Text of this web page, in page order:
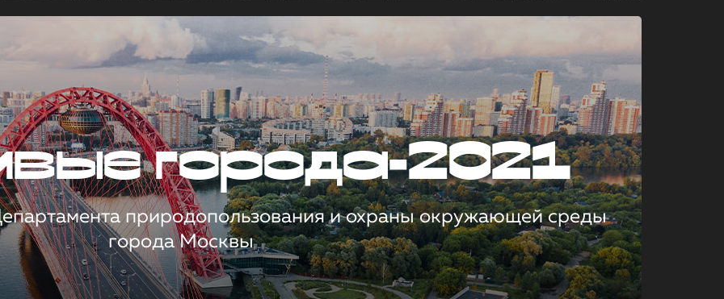
города-2021
природопользования и охраны окружающей среды
города Москвы